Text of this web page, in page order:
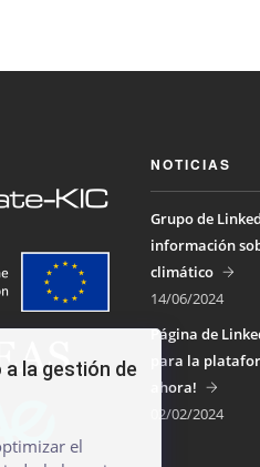
NOTICIAS
Grupo de
información
climático
14/06/2024
Página de
para la
ahora!
02/02/2024
la gestión de
el